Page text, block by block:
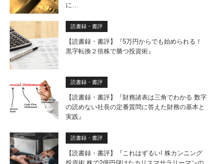
に…
読書録・書評
【読書録・書評】『5万円からでも始められる！
黒字転換２倍株で勝つ投資術』
読書録・書評
【読書録・書評】『財務諸表は三角でわかる 数字
の読めない社長の定番質問に答えた財務の基本と
実践』
読書録・書評
【読書録・書評】『これはずるい! 株カンニング